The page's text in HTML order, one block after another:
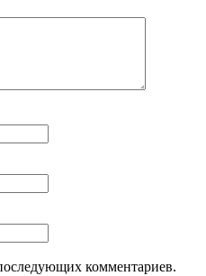
комментариев.